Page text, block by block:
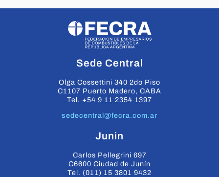
Sede Central
Olga Cossettini 340 2do Piso
C1107 Puerto Madero, CABA
Tel. +54 9 11 2354 1397
sedecentral@fecra.com.ar
Junin
Carlos Pellegrini 697
C6600 Ciudad de Junín
Tel. (011) 15 3801 9432